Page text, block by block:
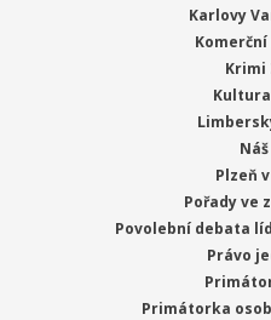
Karlovy
Krimi
Plzeň
Pořady ve
Povolební debata
Právo
Primátorka